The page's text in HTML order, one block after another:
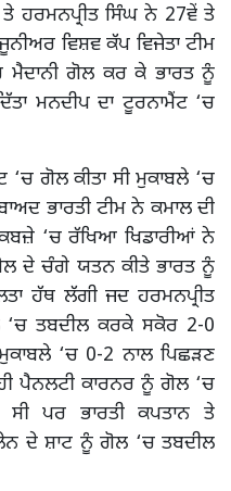
ਹਰਮਨਪ੍ਰੀਤ ਸਿੰਘ ਨੇ 27ਵੇਂ ਤੇ
ਵਿਸ਼ਵ ਕੱਪ ਵਿਜੇਤਾ ਟੀਮ
ਮੈਦਾਨੀ ਗੋਲ ਕਰ ਕੇ ਭਾਰਤ ਨੂੰ
ਮਨਦੀਪ ਦਾ ਟੂਰਨਾਮੈਂਟ ‘ਚ
ਗੋਲ ਕੀਤਾ ਸੀ ਮੁਕਾਬਲੇ ‘ਚ
ਭਾਰਤੀ ਟੀਮ ਨੇ ਕਮਾਲ ਦੀ
‘ਚ ਰੱਖਿਆ ਖਿਡਾਰੀਆਂ ਨੇ
ਦੇ ਚੰਗੇ ਯਤਨ ਕੀਤੇ ਭਾਰਤ ਨੂੰ
ਹੱਥ ਲੱਗੀ ਜਦ ਹਰਮਨਪ੍ਰੀਤ
ਤਬਦੀਲ ਕਰਕੇ ਸਕੋਰ 2-0
‘ਚ 0-2 ਨਾਲ ਪਿਛੜਣ
ਪੈਨਲਟੀ ਕਾਰਨਰ ਨੂੰ ਗੋਲ ‘ਚ
ਪਰ ਭਾਰਤੀ ਕਪਤਾਨ ਤੇ
ਦੇ ਸ਼ਾਟ ਨੂੰ ਗੋਲ ‘ਚ ਤਬਦੀਲ